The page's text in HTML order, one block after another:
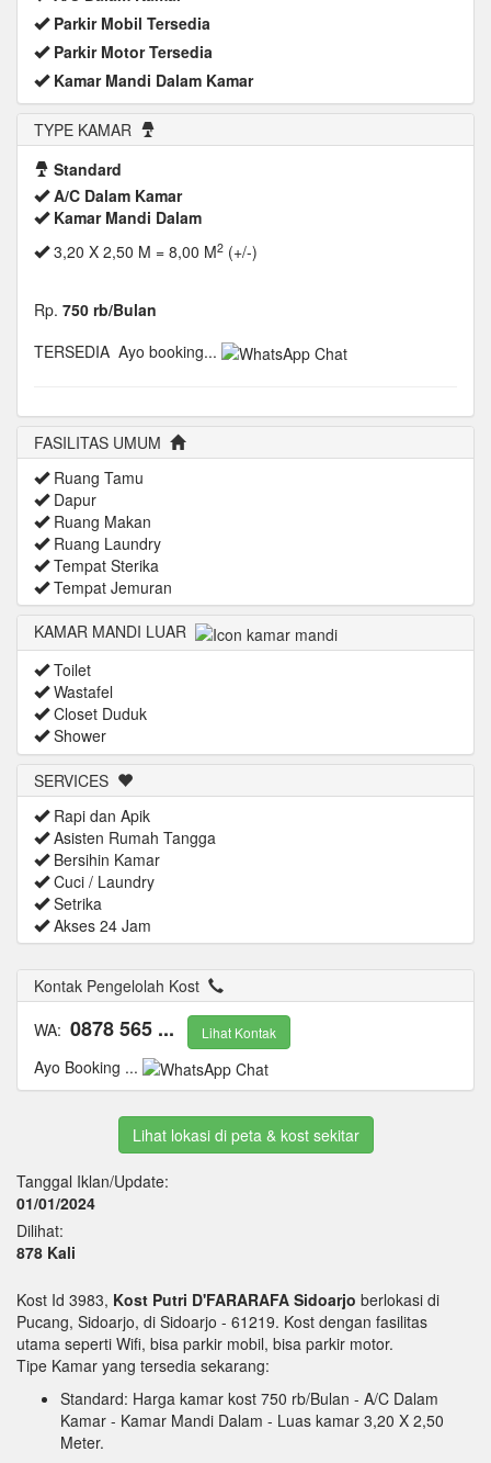
Parkir Mobil Tersedia
Parkir Motor Tersedia
Kamar Mandi Dalam Kamar
TYPE KAMAR
Standard
A/C Dalam Kamar
Kamar Mandi Dalam
3,20 X 2,50 M = 8,00 M2 (+/-)
Rp. 750 rb/Bulan
TERSEDIA Ayo booking...
FASILITAS UMUM
Ruang Tamu
Dapur
Ruang Makan
Ruang Laundry
Tempat Sterika
Tempat Jemuran
KAMAR MANDI LUAR
Toilet
Wastafel
Closet Duduk
Shower
SERVICES
Rapi dan Apik
Asisten Rumah Tangga
Bersihin Kamar
Cuci / Laundry
Setrika
Akses 24 Jam
Kontak Pengelolah Kost
WA: 0878 565 ... Lihat Kontak
Ayo Booking ...
Lihat lokasi di peta & kost sekitar
Tanggal Iklan/Update:
01/01/2024
Dilihat:
878 Kali
Kost Id 3983, Kost Putri D'FARARAFA Sidoarjo berlokasi di
Pucang, Sidoarjo, di Sidoarjo - 61219. Kost dengan fasilitas
utama seperti Wifi, bisa parkir mobil, bisa parkir motor.
Tipe Kamar yang tersedia sekarang:
Standard: Harga kamar kost 750 rb/Bulan - A/C Dalam
Kamar - Kamar Mandi Dalam - Luas kamar 3,20 X 2,50
Meter.